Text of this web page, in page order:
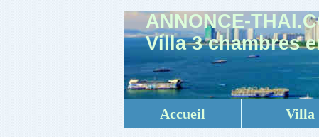
ANNONCE-
Villa 3 chambres
Accueil Villa